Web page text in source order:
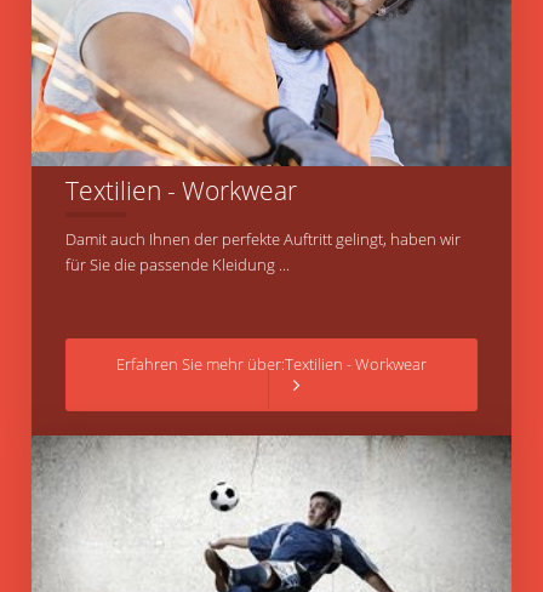
Textilien - Workwear
Damit auch Ihnen der perfekte Auftritt gelingt, haben wir
für Sie die passende Kleidung ...
Erfahren Sie mehr über:Textilien - Workwear